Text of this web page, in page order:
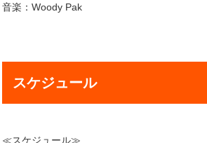
音楽：Woody Pak
スケジュール
≪スケジュール≫